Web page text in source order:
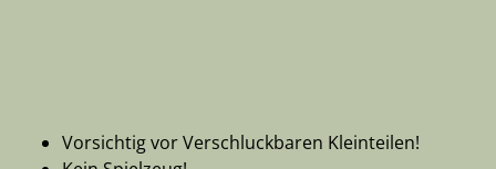
Vorsichtig vor Verschluckbaren Kleinteilen!